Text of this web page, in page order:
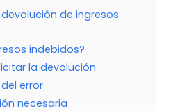
de ingresos
indebidos?
la devolución
error
necesaria